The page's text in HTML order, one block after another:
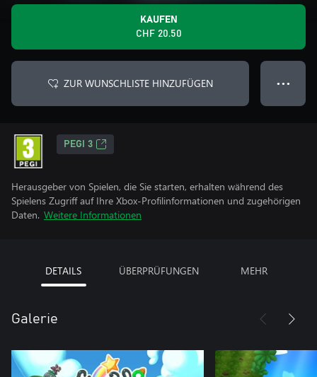
KAUFEN
CHF 20.50
ZUR WUNSCHLISTE HINZUFÜGEN ● ● ●
PEGI 3
Herausgeber von Spielen, die Sie starten, erhalten während des
Spielens Zugriff auf Ihre Xbox-Profilinformationen und zugehörigen
Daten. Weitere Informationen
DETAILS ÜBERPRÜFUNGEN MEHR
Galerie